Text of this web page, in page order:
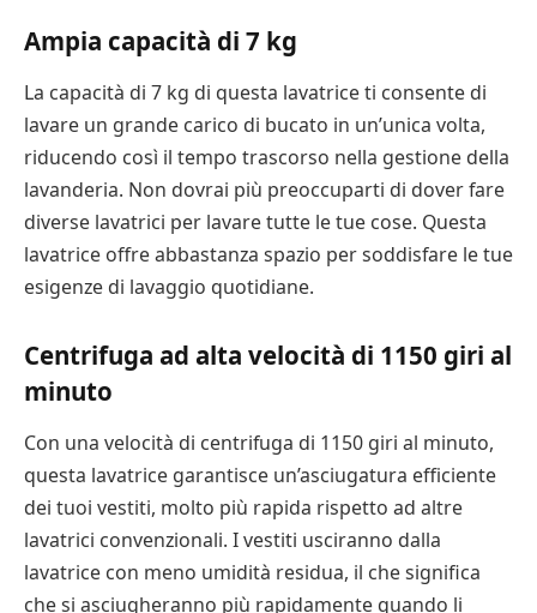
Ampia capacità di 7 kg
La capacità di 7 kg di questa lavatrice ti consente di
lavare un grande carico di bucato in un’unica volta,
riducendo così il tempo trascorso nella gestione della
lavanderia. Non dovrai più preoccuparti di dover fare
diverse lavatrici per lavare tutte le tue cose. Questa
lavatrice offre abbastanza spazio per soddisfare le tue
esigenze di lavaggio quotidiane.
Centrifuga ad alta velocità di 1150 giri al
minuto
Con una velocità di centrifuga di 1150 giri al minuto,
questa lavatrice garantisce un’asciugatura efficiente
dei tuoi vestiti, molto più rapida rispetto ad altre
lavatrici convenzionali. I vestiti usciranno dalla
lavatrice con meno umidità residua, il che significa
che si asciugheranno più rapidamente quando li